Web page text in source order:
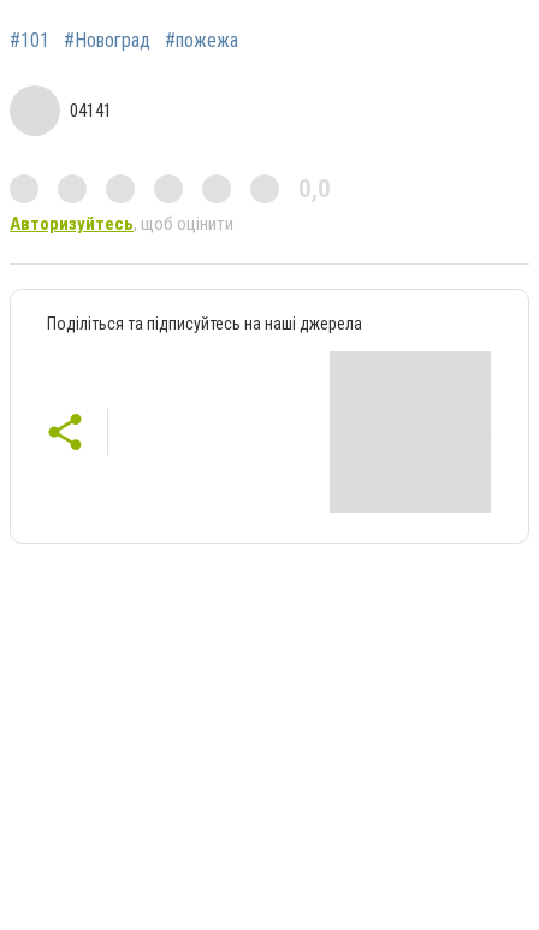
#101 #Новоград #пожежа
04141
0,0
Авторизуйтесь, щоб оцінити
Поділіться та підписуйтесь на наші джерела